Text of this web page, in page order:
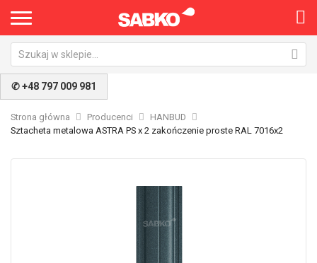
✆ +48 797 009 981
Strona główna Producenci
HANBUD
Sztacheta metalowa ASTRA PS x 2 zakończenie proste RAL 7016x2